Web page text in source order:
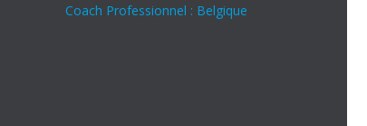
Coach Professionnel : Belgique